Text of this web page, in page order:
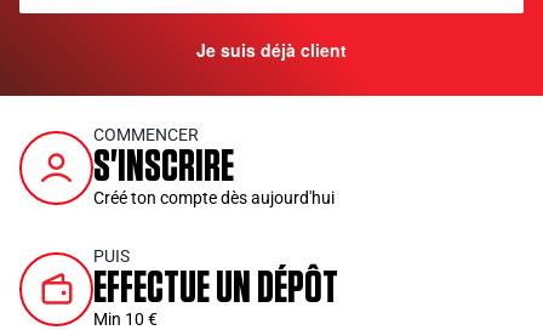
Je suis déjà client
COMMENCER
S'INSCRIRE
Créé ton compte dès aujourd'hui
PUIS
EFFECTUE UN DÉPÔT
Min 10 €